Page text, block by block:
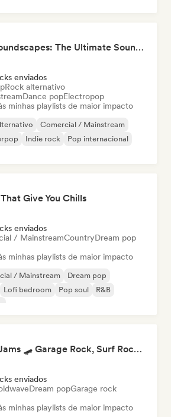
FIFA Soundscapes: The Ultimate Soundtrack ⚽️ Festival Indie, Electropop & Dance Anthems
enviados
Rock alternativo
Dance popElectropop
minhas playlists de maior impacto
Comercial / Mainstream
Indie rock
Pop internacional
Give You Chills
enviados
/ MainstreamCountryDream pop
minhas playlists de maior impacto
/ Mainstream
Dream pop
Lofi bedroom Pop soul
R&B
Skate Jams 🛹 Garage Rock, Surf Rock & Neo-Psych
enviados
Dream popGarage rock
minhas playlists de maior impacto